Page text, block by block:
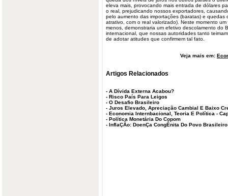
eleva mais, provocando mais entrada de dólares
o real, prejudicando nossos exportadores,
pelo aumento das importações (baratas) e quedas
atrativo, com o real valorizado). Neste momento
menos, demonstraria um efetivo descolamento do
internacional, que nossas autoridades tanto
de adotar atitudes que confirmem tal fato.
Veja mais em:
Artigos Relacionados
- A Dívida Externa Acabou?
- Risco País Para Leigos
- O Desafio Brasileiro
- Juros Elevado, Apreciação Cambial E Baixo
- Economia Internbacional, Teoria E Política -
- Política Monetária Do Copom
- InflaÇÃo: DoenÇa CongÊnita Do Povo Brasileiro